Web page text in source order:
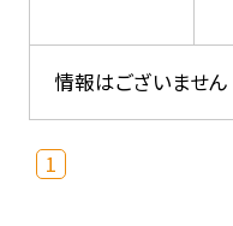
情報はございません
1